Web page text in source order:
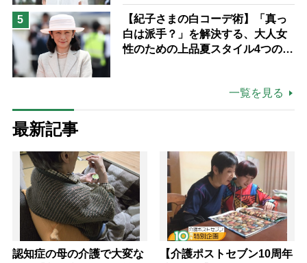
場は「愛おしい」
5
【紀子さまの白コーデ術】「真っ
白は派手？」を解決する、大人女
性のための上品夏スタイル4つのコ
一覧を見る
最新記事
認知症の母の介護で大変な
【介護ポストセブン10周年